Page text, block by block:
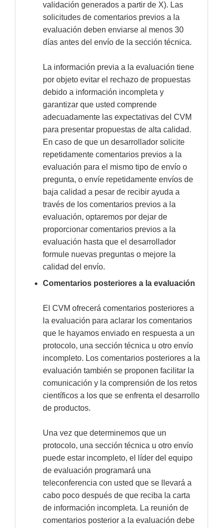
validación generados a partir de X). Las
solicitudes de comentarios previos a la
evaluación deben enviarse al menos 30
días antes del envío de la sección técnica.
La información previa a la evaluación tiene
por objeto evitar el rechazo de propuestas
debido a información incompleta y
garantizar que usted comprende
adecuadamente las expectativas del CVM
para presentar propuestas de alta calidad.
En caso de que un desarrollador solicite
repetidamente comentarios previos a la
evaluación para el mismo tipo de envío o
pregunta, o envíe repetidamente envíos de
baja calidad a pesar de recibir ayuda a
través de los comentarios previos a la
evaluación, optaremos por dejar de
proporcionar comentarios previos a la
evaluación hasta que el desarrollador
formule nuevas preguntas o mejore la
calidad del envío.
Comentarios posteriores a la evaluación
El CVM ofrecerá comentarios posteriores a
la evaluación para aclarar los comentarios
que le hayamos enviado en respuesta a un
protocolo, una sección técnica u otro envío
incompleto. Los comentarios posteriores a la
evaluación también se proponen facilitar la
comunicación y la comprensión de los retos
científicos a los que se enfrenta el desarrollo
de productos.
Una vez que determinemos que un
protocolo, una sección técnica u otro envío
puede estar incompleto, el líder del equipo
de evaluación programará una
teleconferencia con usted que se llevará a
cabo poco después de que reciba la carta
de información incompleta. La reunión de
comentarios posterior a la evaluación debe